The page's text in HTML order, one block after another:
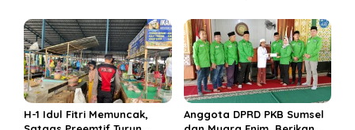
Miftahul Huda Muara Enim
H-1 Idul Fitri Memuncak,
Anggota DPRD PKB Sumsel